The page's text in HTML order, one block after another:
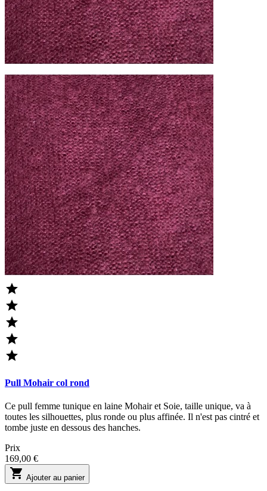





Pull Mohair col rond
Ce pull femme tunique en laine Mohair et Soie, taille unique, va à
toutes les silhouettes, plus ronde ou plus affinée. Il n'est pas cintré et
tombe juste en dessous des hanches.
Prix
169,00 €
 Ajouter au panier